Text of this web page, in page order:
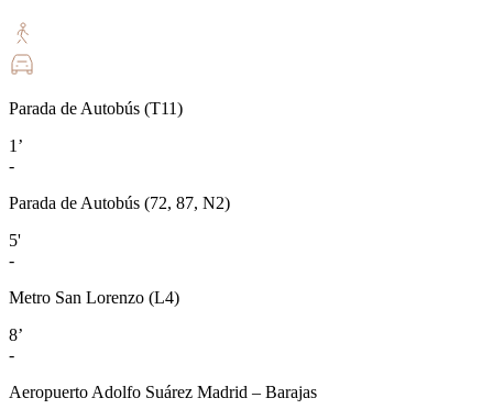
Parada de Autobús (T11)
1’
-
Parada de Autobús (72, 87, N2)
5'
-
Metro San Lorenzo (L4)
8’
-
Aeropuerto Adolfo Suárez Madrid – Barajas